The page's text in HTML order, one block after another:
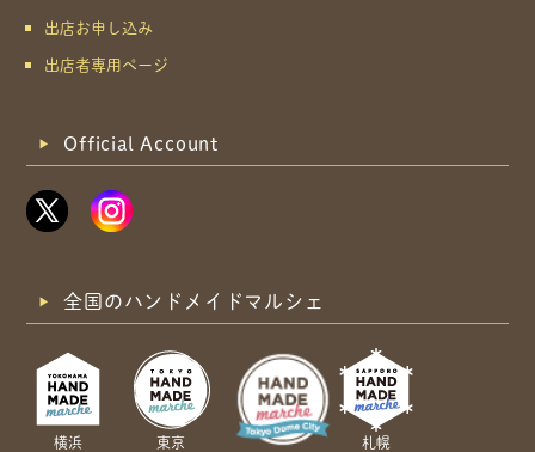
出店お申し込み
出店者専用ページ
Official Account
全国のハンドメイドマルシェ
横浜
東京
札幌